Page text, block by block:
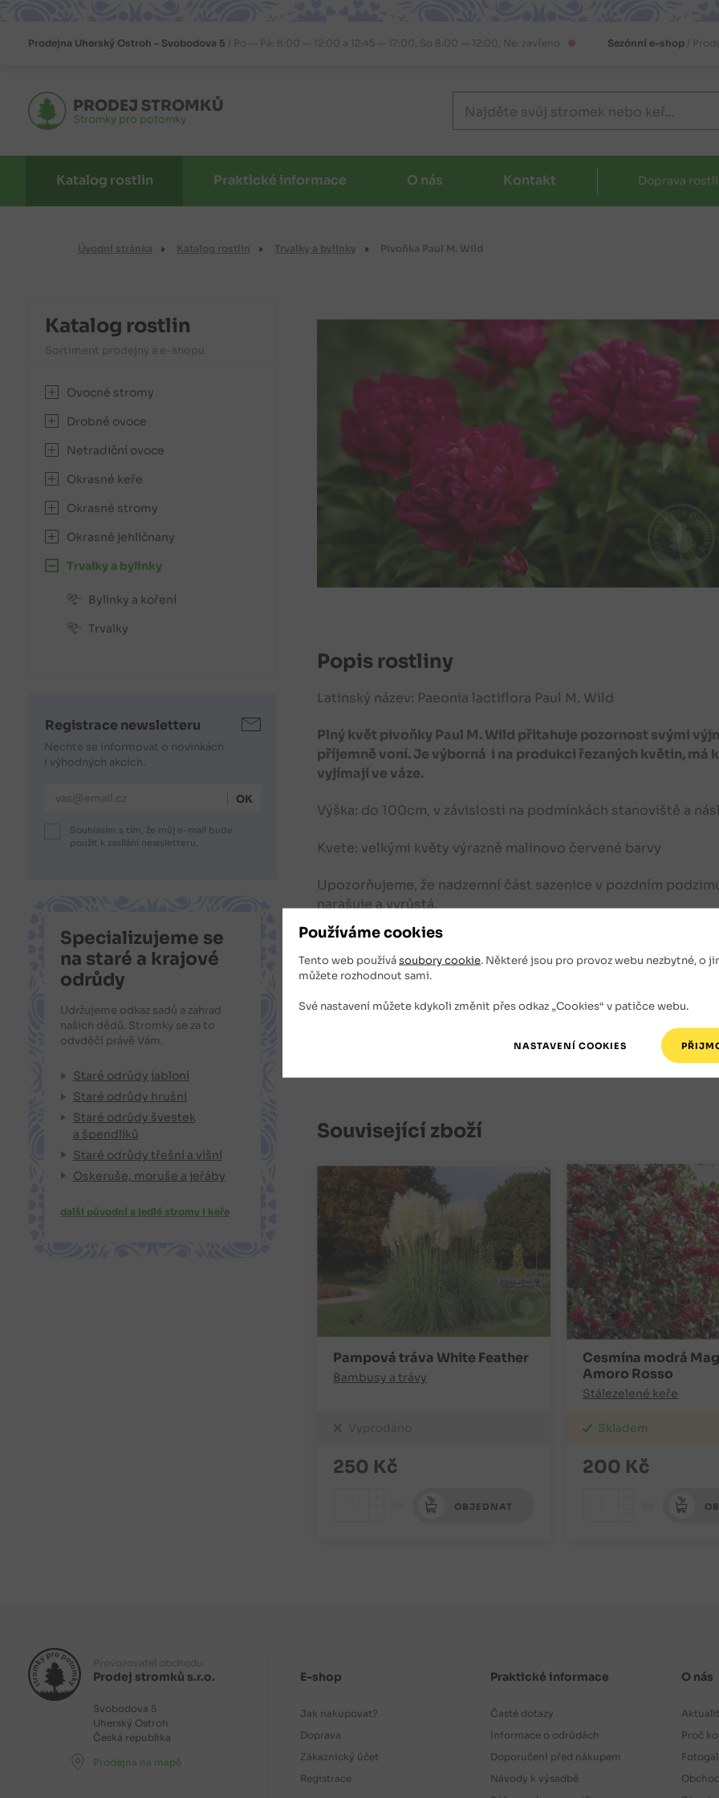
Používáme cookies
Tento web používásoubory cookie. Některé jsou pro provoz webu nezbytné, o
můžete rozhodnout sami.
Své nastavení můžete kdykoli změnit přes odkaz „Cookies“ v patičce webu.
Prodejna Uherský Ostroh – Svobodova 5 Po — Pá: 8:00 — 12:00 a 12:45 — 17:00, So 8:00 — 12:00, Ne: zavřeno Sezónní e-shop/
PRODEJ STROMKŮ
Stromky pro potomky
Katalog rostlin Praktické informace O nás Kontakt Doprava
Úvodní stránka Katalog rostlin Trvalky a bylinky Pivoňka Paul M. Wild
Popis rostliny
Latinský název: Paeonia lactiflora Paul M. Wild
Plný květ pivoňkyPaul M. Wild přitahuje pozornost svými
příjemně voní. Je výborná i na produkci řezaných květin, má
vyjímají ve váze.
Výška: do 100cm, v závislosti na podmínkách stanoviště a
Kvete: velkými květy výrazně malinovo červené barvy
Upozorňujeme, že nadzemní část sazenice v pozdním
narašuje a vyrůstá.
Stanoviště: slunce až polostín, propustná, klasická zahradní
V brzkém jarním období je nutné řezem zcela odstranit
Použití: předzahrádky, trvalkové záhony, k řezu, vesnické a
Nabízené sazenice: kontejnerované s velikostí kontejneru 3
Související zboží
Pampová tráva White Feather
Bambusy a trávy
Vyprodáno
250 Kč
OBJEDNAT
Cesmína modrá
Amoro Rosso
Stálezelené keře
Skladem
200 Kč
Katalog rostlin
Sortiment prodejny a e-shopu
Ovocné stromy
Drobné ovoce
Netradiční ovoce
Okrasné keře
Okrasné stromy
Okrasné jehličnany
Trvalky a bylinky
Bylinky a koření
Trvalky
Registrace newsletteru
Nechte se informovat o novinkách
i výhodných akcích.
E-mailová adresa
Souhlasím s tím, že můj e-mail bude
použit k zasílání newsletteru.
Specializujeme se
na staré a krajové
odrůdy
Udržujeme odkaz sadů a zahrad
našich dědů. Stromky se za to
odvděčí právě Vám.
Staré odrůdy jabloní
Staré odrůdy hrušní
Staré odrůdy švestek
a špendlíků
Staré odrůdy třešní a višní
Oskeruše, moruše a jeřáby
další původní a jedlé stromy i keře
Provozovatel obchodu:
Prodej stromků s.r.o.
Svobodova 5
Uherský Ostroh
Česká republika
Prodejna na mapě
E-shop
Jak nakupovat?
Doprava
Zákaznický účet
Registrace
Praktické informace
Časté dotazy
Informace o odrůdách
Doporučení před nákupem
Návody k výsadbě
O nás
Proč